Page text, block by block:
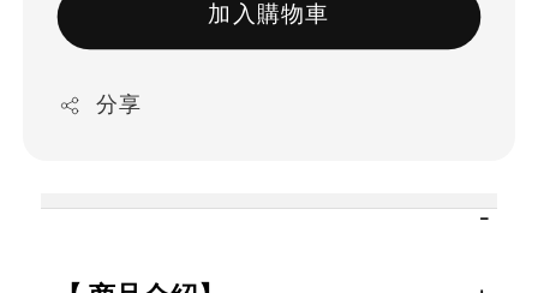
加入購物車
分享